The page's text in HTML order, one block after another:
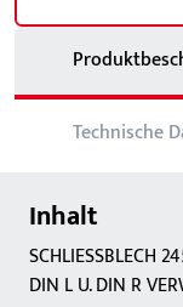
Technische
Inhalt
SCHLIESSBLECH
DIN L U. DIN R